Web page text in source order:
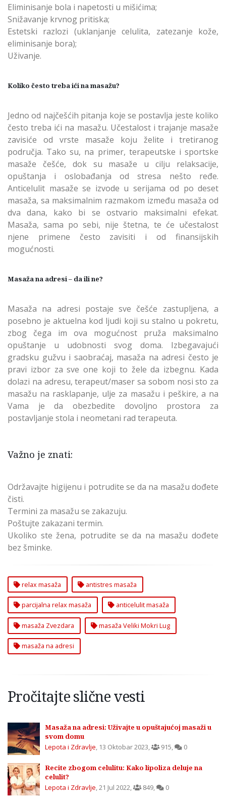
Eliminisanje bola i napetosti u mišićima;
Snižavanje krvnog pritiska;
Estetski razlozi (uklanjanje celulita, zatezanje kože,
eliminisanje bora);
Uživanje.
Koliko često treba ići na masažu?
Jedno od najčešćih pitanja koje se postavlja jeste koliko
često treba ići na masažu. Učestalost i trajanje masaže
zavisiće od vrste masaže koju želite i tretiranog
područja. Tako su, na primer, terapeutske i sportske
masaže češće, dok su masaže u cilju relaksacije,
opuštanja i oslobađanja od stresa nešto ređe.
Anticelulit masaže se izvode u serijama od po deset
masaža, sa maksimalnim razmakom između masaža od
dva dana, kako bi se ostvario maksimalni efekat.
Masaža, sama po sebi, nije štetna, te će učestalost
njene primene često zavisiti i od finansijskih
mogućnosti.
Masaža na adresi – da ili ne?
Masaža na adresi postaje sve češće zastupljena, a
posebno je aktuelna kod ljudi koji su stalno u pokretu,
zbog čega im ova mogućnost pruža maksimalno
opuštanje u udobnosti svog doma. Izbegavajući
gradsku gužvu i saobraćaj, masaža na adresi često je
pravi izbor za sve one koji to žele da izbegnu. Kada
dolazi na adresu, terapeut/maser sa sobom nosi sto za
masažu na rasklapanje, ulje za masažu i peškire, a na
Vama je da obezbedite dovoljno prostora za
postavljanje stola i neometani rad terapeuta.
Važno je znati:
Održavajte higijenu i potrudite se da na masažu dođete
čisti.
Termini za masažu se zakazuju.
Poštujte zakazani termin.
Ukoliko ste žena, potrudite se da na masažu dođete
bez šminke.
relax masaža antistres masaža
parcijalna relax masaža anticelulit masaža
masaža Zvezdara masaža Veliki Mokri Lug
masaža na adresi
Pročitajte slične vesti
Masaža na adresi: Uživajte u opuštajućoj masaži u
svom domu
Lepota i Zdravlje, 13 Oktobar 2023, 915, 0
Recite zbogom celulitu: Kako lipoliza deluje na
celulit?
Lepota i Zdravlje,21 Jul 2022, 849, 0